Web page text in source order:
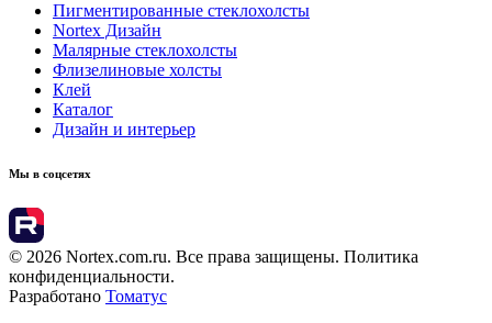
Пигментированные стеклохолсты
Nortex Дизайн
Малярные стеклохолсты
Флизелиновые холсты
Клей
Каталог
Дизайн и интерьер
Мы в соцсетях
© 2026 Nortex.com.ru. Все права защищены. Политика
конфиденциальности.
Разработано Томатус